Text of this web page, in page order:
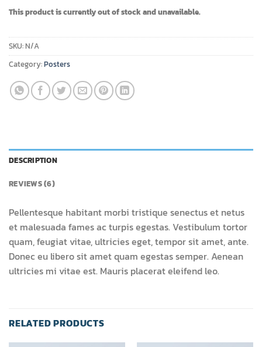
This product is currently out of stock and unavailable.
SKU:N/A
Category:Posters
DESCRIPTION
REVIEWS (6)
Pellentesque habitant morbi tristique senectus et netus
et malesuada fames ac turpis egestas. Vestibulum tortor
quam, feugiat vitae, ultricies eget, tempor sit amet, ante.
Donec eu libero sit amet quam egestas semper. Aenean
ultricies mi vitae est. Mauris placerat eleifend leo.
RELATED PRODUCTS